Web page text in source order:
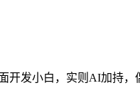
开发小白，实则AI加持